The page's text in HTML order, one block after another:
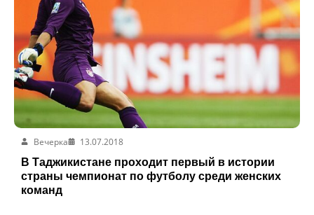
Вечерка
13.07.2018
В Таджикистане проходит первый в истории
страны чемпионат по футболу среди женских
команд